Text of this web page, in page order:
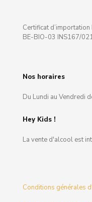
Certificat d’importation
BE-BIO-03 INS167/
Nos horaires
Du Lundi au Vendredi
Hey Kids !
La vente d'alcool est
Conditions générales